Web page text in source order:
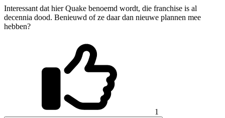
Interessant dat hier Quake benoemd wordt, die franchise is al
decennia dood. Benieuwd of ze daar dan nieuwe plannen mee
hebben?
1